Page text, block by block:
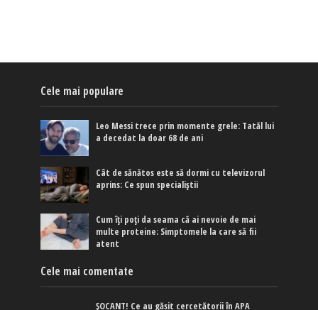
Cele mai populare
Leo Messi trece prin momente grele: Tatăl lui
a decedat la doar 68 de ani
Cât de sănătos este să dormi cu televizorul
aprins: Ce spun specialiștii
Cum îți poți da seama că ai nevoie de mai
multe proteine: Simptomele la care să fii
atent
Cele mai comentate
ȘOCANT! Ce au găsit cercetătorii în APA